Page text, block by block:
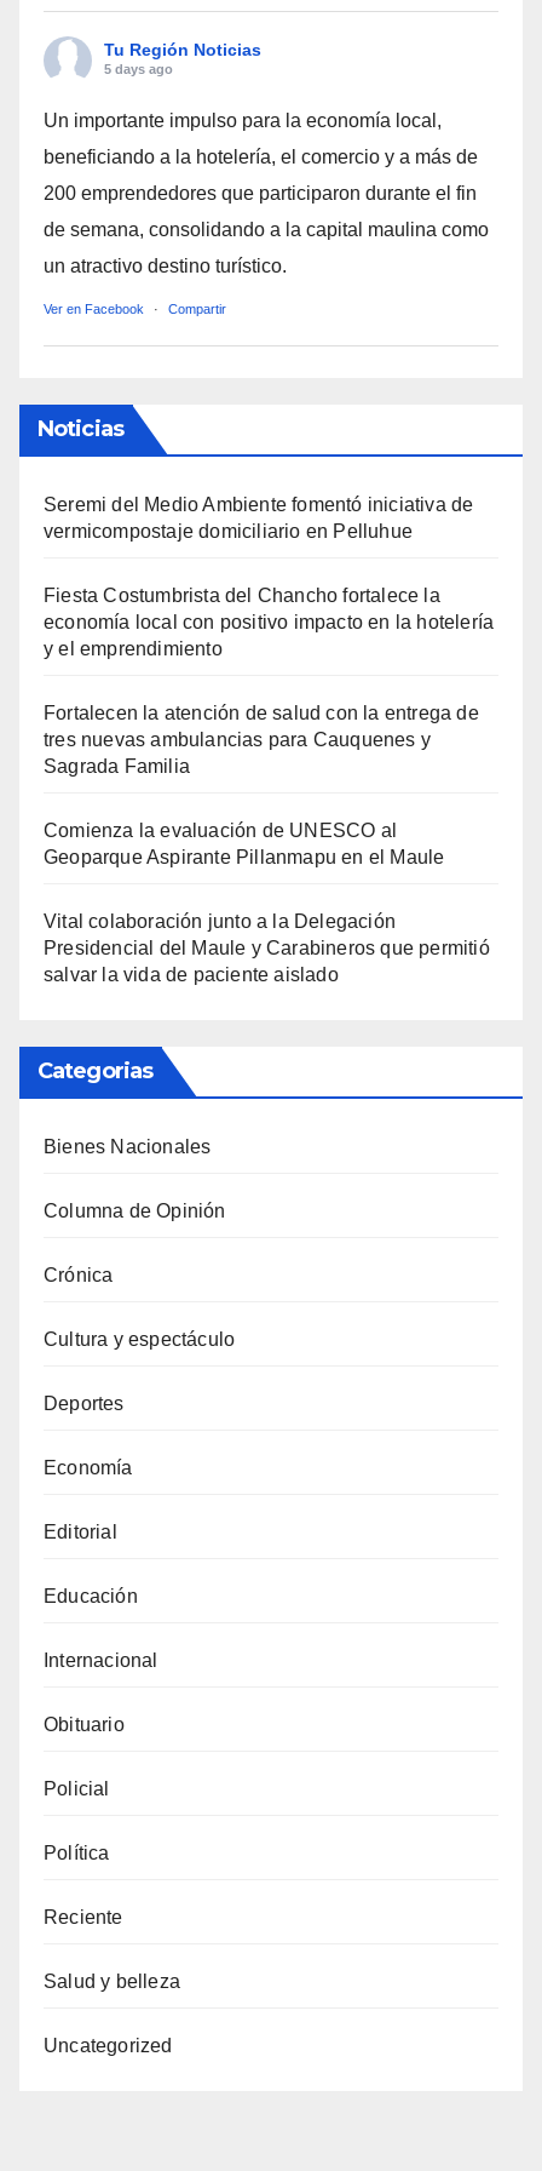
Tu Región Noticias
5 days ago
Un importante impulso para la economía local,
beneficiando a la hotelería, el comercio y a más de
200 emprendedores que participaron durante el fin
de semana, consolidando a la capital maulina como
un atractivo destino turístico.
Ver en Facebook · Compartir
Noticias
Seremi del Medio Ambiente fomentó iniciativa de
vermicompostaje domiciliario en Pelluhue
Fiesta Costumbrista del Chancho fortalece la
economía local con positivo impacto en la hotelería
y el emprendimiento
Fortalecen la atención de salud con la entrega de
tres nuevas ambulancias para Cauquenes y
Sagrada Familia
Comienza la evaluación de UNESCO al
Geoparque Aspirante Pillanmapu en el Maule
Vital colaboración junto a la Delegación
Presidencial del Maule y Carabineros que permitió
salvar la vida de paciente aislado
Categorias
Bienes Nacionales
Columna de Opinión
Crónica
Cultura y espectáculo
Deportes
Economía
Editorial
Educación
Internacional
Obituario
Policial
Política
Reciente
Salud y belleza
Uncategorized